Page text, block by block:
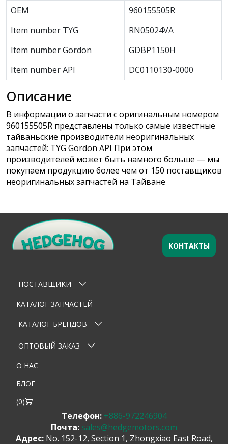
OEM
960155505R
Item number TYG
RN05024VA
Item number Gordon
GDBP1150H
Item number API
DC0110130-0000
Описание
В информации о запчасти с оригинальным номером
960155505R представлены только самые известные
тайваньские производители неоригинальных
запчастей: TYG Gordon API При этом
производителей может быть намного больше — мы
покупаем продукцию более чем от 150 поставщиков
неоригинальных запчастей на Тайване
×
Тема
ПОСТАВЩИКИ
КАТАЛОГ ЗАПЧАСТЕЙ
КАТАЛОГ БРЕНДОВ
ОПТОВЫЙ ЗАКАЗ
О НАС
БЛОГ
(0)
КОНТАКТЫ
Телефон: +886-972246904
Почта: sales@hedgemotors.com
Адрес:No. 152-12, Section 1, Zhongxiao East Road,